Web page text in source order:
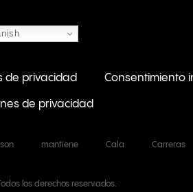
de privacidad Consentimiento
de privacidad
mantiene Cala Carreras
los derechos reservados.